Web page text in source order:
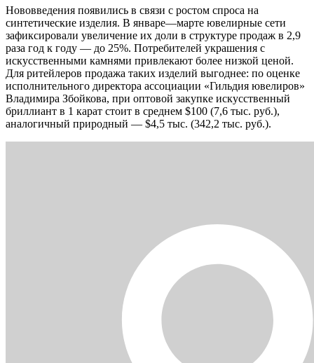
Нововведения появились в связи с ростом спроса на
синтетические изделия. В январе—марте ювелирные сети
зафиксировали увеличение их доли в структуре продаж в 2,9
раза год к году — до 25%. Потребителей украшения с
искусственными камнями привлекают более низкой ценой.
Для ритейлеров продажа таких изделий выгоднее: по оценке
исполнительного директора ассоциации «Гильдия ювелиров»
Владимира Збойкова, при оптовой закупке искусственный
бриллиант в 1 карат стоит в среднем $100 (7,6 тыс. руб.),
аналогичный природный — $4,5 тыс. (342,2 тыс. руб.).